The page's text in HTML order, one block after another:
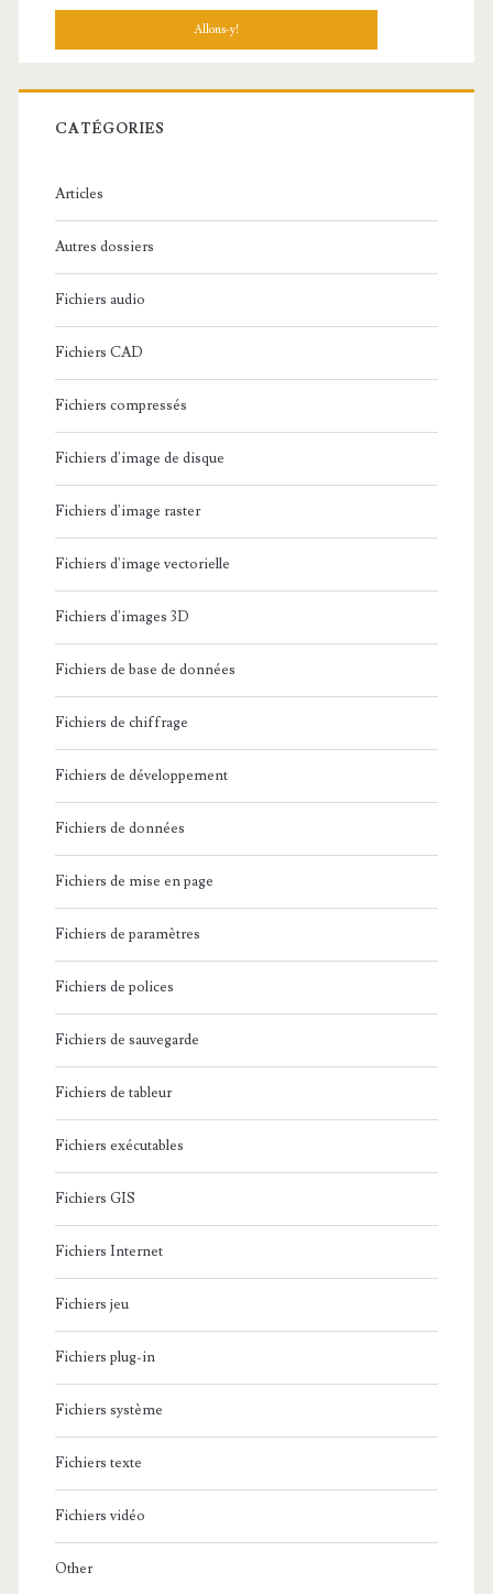
h
r
c
:
CATÉGORIES
Articles
Autres dossiers
Fichiers audio
Fichiers CAD
Fichiers compressés
Fichiers d'image de disque
Fichiers d'image raster
Fichiers d'image vectorielle
Fichiers d'images 3D
Fichiers de base de données
Fichiers de chiffrage
Fichiers de développement
Fichiers de données
Fichiers de mise en page
Fichiers de paramètres
Fichiers de polices
Fichiers de sauvegarde
Fichiers de tableur
Fichiers exécutables
Fichiers GIS
Fichiers Internet
Fichiers jeu
Fichiers plug-in
Fichiers système
Fichiers texte
Fichiers vidéo
Other